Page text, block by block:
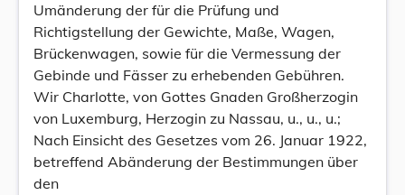
Umänderung der für die Prüfung und
Richtigstellung der Gewichte, Maße, Wagen,
Brückenwagen, sowie für die Vermessung der
Gebinde und Fässer zu erhebenden Gebühren.
Wir Charlotte, von Gottes Gnaden Großherzogin
von Luxemburg, Herzogin zu Nassau, u., u., u.;
Nach Einsicht des Gesetzes vom 26. Januar 1922,
betreffend Abänderung der Bestimmungen über
den